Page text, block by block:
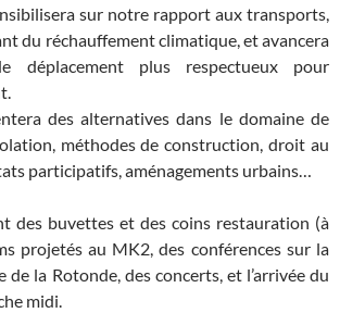
sur notre rapport aux transports,
du réchauffement climatique, et avancera
déplacement plus respectueux pour
des alternatives dans le domaine de
méthodes de construction, droit au
participatifs, aménagements urbains…
des buvettes et des coins restauration (à
projetés au MK2, des conférences sur la
de la Rotonde, des concerts, et l’arrivée du
midi.